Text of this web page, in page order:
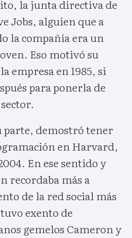
la junta directiva de
Jobs, alguien que a
la compañía era un
Eso motivó su
empresa en 1985, si
para ponerla de
demostró tener
en Harvard,
En ese sentido y
recordaba más a
de la red social más
exento de
gemelos Cameron y